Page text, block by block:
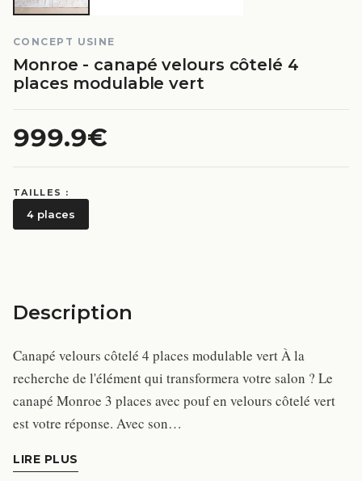
CONCEPT USINE
Monroe - canapé velours côtelé 4
places modulable vert
999.9€
TAILLES :
4 places
Description
Canapé velours côtelé 4 places modulable vert À la
recherche de l'élément qui transformera votre salon ? Le
canapé Monroe 3 places avec pouf en velours côtelé vert
est votre réponse. Avec son…
LIRE PLUS